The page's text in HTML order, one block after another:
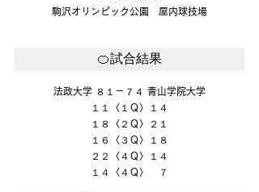
駒沢オリンピック公園　屋内球技場
🍊試合結果
法政大学 ８１－７４ 青山学院大学
１１〈１Ｑ〉１４
１８〈２Ｑ〉２１
１６〈３Ｑ〉１８
２２〈４Ｑ〉１４
１４〈４Ｑ〉　７